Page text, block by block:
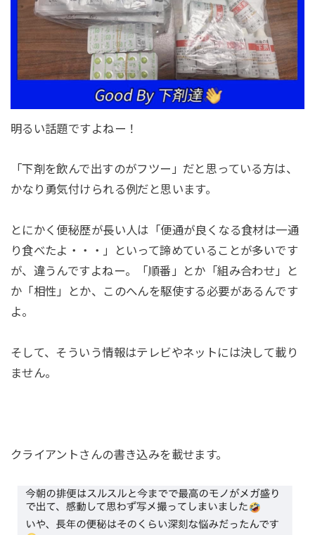
明るい話題ですよねー！
「下剤を飲んで出すのがフツー」だと思っている方は、
かなり勇気付けられる例だと思います。
とにかく便秘歴が長い人は「便通が良くなる食材は一通
り食べたよ・・・」といって諦めていることが多いです
が、違うんですよねー。「順番」とか「組み合わせ」と
か「相性」とか、このへんを駆使する必要があるんです
よ。
そして、そういう情報はテレビやネットには決して載り
ません。
クライアントさんの書き込みを載せます。